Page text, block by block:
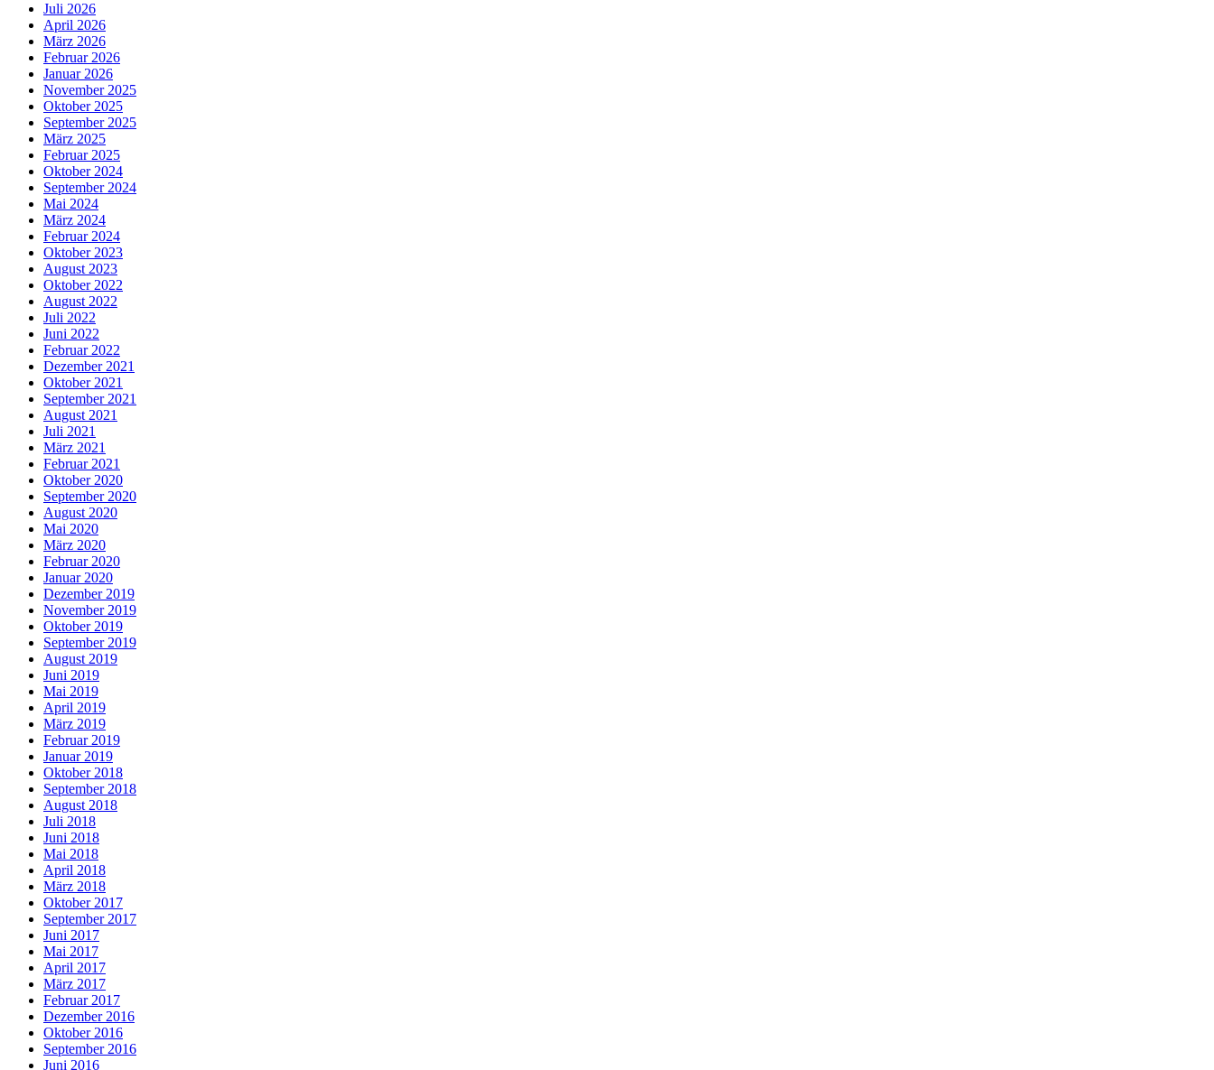
Juli 2026
April 2026
März 2026
Februar 2026
Januar 2026
November 2025
Oktober 2025
September 2025
März 2025
Februar 2025
Oktober 2024
September 2024
Mai 2024
März 2024
Februar 2024
Oktober 2023
August 2023
Oktober 2022
August 2022
Juli 2022
Juni 2022
Februar 2022
Dezember 2021
Oktober 2021
September 2021
August 2021
Juli 2021
März 2021
Februar 2021
Oktober 2020
September 2020
August 2020
Mai 2020
März 2020
Februar 2020
Januar 2020
Dezember 2019
November 2019
Oktober 2019
September 2019
August 2019
Juni 2019
Mai 2019
April 2019
März 2019
Februar 2019
Januar 2019
Oktober 2018
September 2018
August 2018
Juli 2018
Juni 2018
Mai 2018
April 2018
März 2018
Oktober 2017
September 2017
Juni 2017
Mai 2017
April 2017
März 2017
Februar 2017
Dezember 2016
Oktober 2016
September 2016
Juni 2016